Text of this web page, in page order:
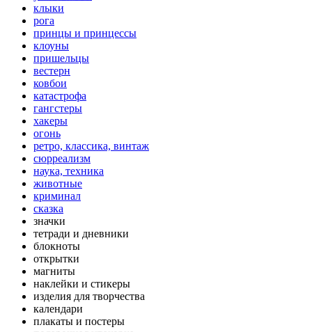
клыки
рога
принцы и принцессы
клоуны
пришельцы
вестерн
ковбои
катастрофа
гангстеры
хакеры
огонь
ретро, классика, винтаж
сюрреализм
наука, техника
животные
криминал
сказка
значки
тетради и дневники
блокноты
открытки
магниты
наклейки и стикеры
изделия для творчества
календари
плакаты и постеры